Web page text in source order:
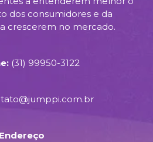
dos consumidores e da
crescerem no mercado.
(31) 99950-3122
Endereço